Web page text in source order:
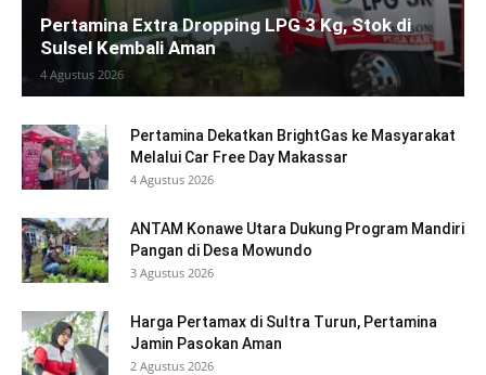
Pertamina Extra Dropping LPG 3 Kg, Stok di
Sulsel Kembali Aman
4 Agustus 2026
Pertamina Dekatkan BrightGas ke Masyarakat
Melalui Car Free Day Makassar
4 Agustus 2026
ANTAM Konawe Utara Dukung Program Mandiri
Pangan di Desa Mowundo
3 Agustus 2026
Harga Pertamax di Sultra Turun, Pertamina
Jamin Pasokan Aman
2 Agustus 2026